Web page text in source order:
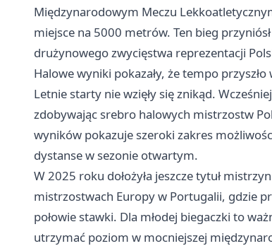
Międzynarodowym Meczu
miejsce na 5000 metrów. Ten bieg
drużynowego zwycięstwa reprezentacji
Halowe wyniki pokazały, że tempo przyszło
Letnie starty nie wzięły się znikąd.
zdobywając srebro halowych mistrzostw
wyników pokazuje szeroki zakres
dystanse w sezonie otwartym.
W 2025 roku dołożyła jeszcze tytuł
mistrzostwach Europy w Portugalii, gdzie
połowie stawki. Dla młodej biegaczki to
utrzymać poziom w mocniejszej